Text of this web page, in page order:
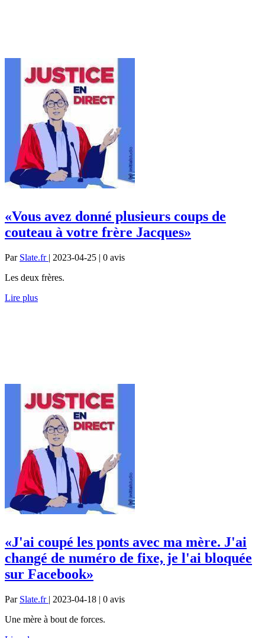
«Vous avez donné plusieurs coups de
couteau à votre frère Jacques»
Par Slate.fr | 2023-04-25 | 0 avis
Les deux frères.
Lire plus
«J'ai coupé les ponts avec ma mère. J'ai
changé de numéro de fixe, je l'ai bloquée
sur Facebook»
Par Slate.fr | 2023-04-18 | 0 avis
Une mère à bout de forces.